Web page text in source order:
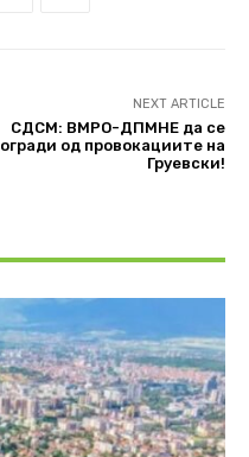
NEXT ARTICLE
СДСМ: ВМРО-ДПМНЕ да се
огради од провокациите на
Груевски!